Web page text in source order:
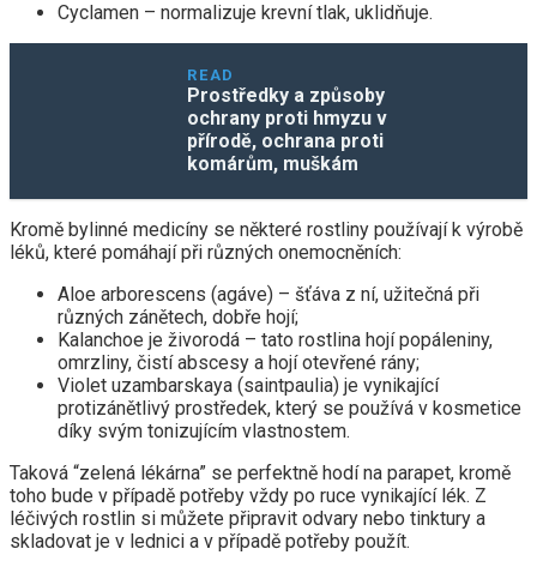
Cyclamen – normalizuje krevní tlak, uklidňuje.
READ
Prostředky a způsoby
ochrany proti hmyzu v
přírodě, ochrana proti
komárům, muškám
Kromě bylinné medicíny se některé rostliny používají k výrobě
léků, které pomáhají při různých onemocněních:
Aloe arborescens (agáve) – šťáva z ní, užitečná při
různých zánětech, dobře hojí;
Kalanchoe je živorodá – tato rostlina hojí popáleniny,
omrzliny, čistí abscesy a hojí otevřené rány;
Violet uzambarskaya (saintpaulia) je vynikající
protizánětlivý prostředek, který se používá v kosmetice
díky svým tonizujícím vlastnostem.
Taková “zelená lékárna” se perfektně hodí na parapet, kromě
toho bude v případě potřeby vždy po ruce vynikající lék. Z
léčivých rostlin si můžete připravit odvary nebo tinktury a
skladovat je v lednici a v případě potřeby použít.